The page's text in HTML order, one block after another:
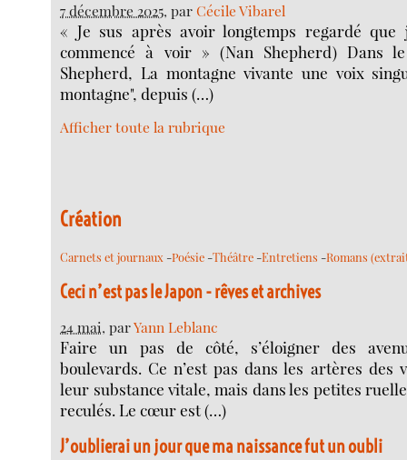
7 décembre 2025, parCécile Vibarel
« Je sus après avoir longtemps regardé que
commencé à voir » (Nan Shepherd) Dans
Shepherd, La montagne vivante une voix
montagne", depuis (…)
Afficher toute la rubrique
Création
Carnets et journaux -Poésie -Théâtre -Entretiens -Romans
Ceci n’est pas le Japon - rêves et archives
24 mai, parYann Leblanc
Faire un pas de côté, s’éloigner des
boulevards. Ce n’est pas dans les artères des
leur substance vitale, mais dans les petites
reculés. Le cœur est (…)
J’oublierai un jour que ma naissance fut un oubli